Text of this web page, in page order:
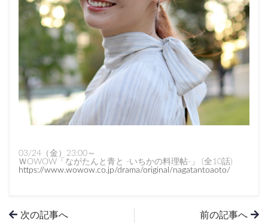
03/24（金）23:00～
ＷOWOW「ながたんと青と -いちかの料理帖-」 (全10話)
https://www.wowow.co.jp/drama/original/nagatantoaoto/
次の記事へ 前の記事へ